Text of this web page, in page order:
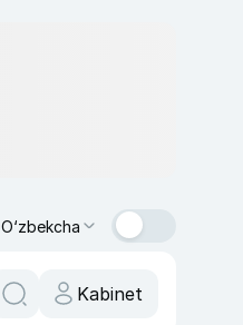
O‘zbekcha
Kabinet